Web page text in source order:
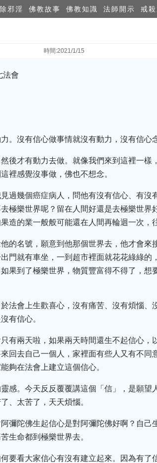
邪淫 佛教故事 佛教知識 法師開示 戒
時間:2021/1/15
法會
。沒有信心做事情就沒有動力，沒有信心
後才有動力去做。就像我們來到這裡一樣
裡感覺沒事做，佛也不想念。
過幾個癌症病人，問他有沒有信心、有沒
極樂世界呢？留在人間好還是去極樂世界
造的業一般般可能還在人間再輪迴一次，
的名號，願意到他那個世界去，他才會來
門就有車坐，一到超市裡面就花花綠綠的
果到了極樂世界，物質豐富得不得了，想
法會上生歡喜心，沒有痛苦、沒有煩惱、
有信心。
有兩天啦，如果兩天時間還生不起信心，
回去自己一個人，家裡面有些人又有不同
夠在法會上建立這個信心。
感。今天反反覆覆講這個「信」，是願望
、太苦了，天天煩惱。
彌陀佛生起信心是對阿彌陀佛好啊？自己
生命都到極樂世界去。
要看大家信心有沒有建立起來。因為有了